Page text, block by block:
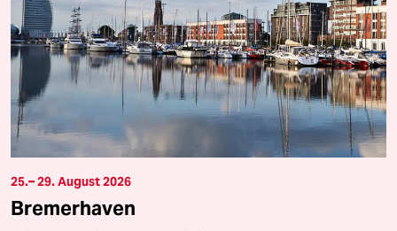
25.– 29. August 2026
Bremerhaven